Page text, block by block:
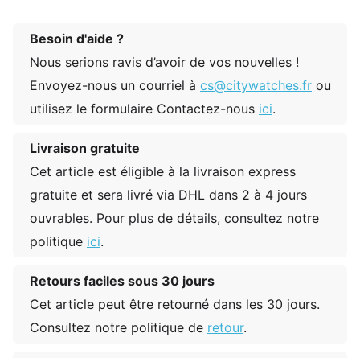
Besoin d'aide ?
Nous serions ravis d’avoir de vos nouvelles !
Envoyez-nous un courriel à cs@citywatches.fr ou
utilisez le formulaire Contactez-nous ici.
Livraison gratuite
Cet article est éligible à la livraison express
gratuite et sera livré via DHL dans 2 à 4 jours
ouvrables. Pour plus de détails, consultez notre
politique ici.
Retours faciles sous 30 jours
Cet article peut être retourné dans les 30 jours.
Consultez notre politique de retour.